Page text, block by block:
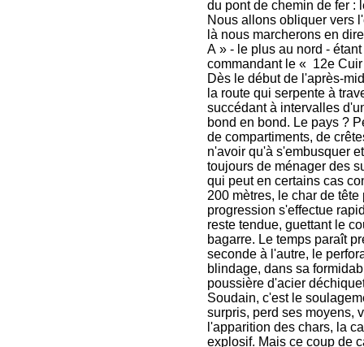
du pont de chemin de fer :
Nous allons obliquer vers
là nous marcherons en
A » - le plus au nord -
commandant le « 12e
Dès le début de l'après-
la route qui serpente à
succédant à intervalles
bond en bond. Le pays ?
de compartiments, de
n'avoir qu'à s'embusquer
toujours de ménager des
qui peut en certains cas
200 mètres, le char de
progression s'effectue
reste tendue, guettant le
bagarre. Le temps paraît
seconde à l'autre, le
blindage, dans sa
poussière d'acier
Soudain, c'est le
surpris, perd ses moyens,
l'apparition des chars, la
explosif. Mais ce coup de